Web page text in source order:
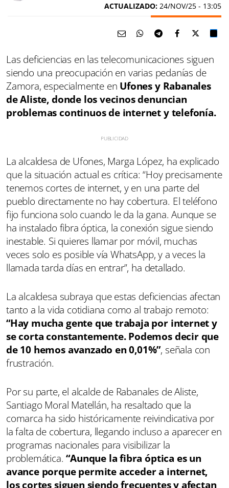
ACTUALIZADO: 24/NOV/25 - 13:05
Las deficiencias en las telecomunicaciones siguen
siendo una preocupación en varias pedanías de
Zamora, especialmente en Ufones y Rabanales
de Aliste, donde los vecinos denuncian
problemas continuos de internet y telefonía.
La alcaldesa de Ufones, Marga López, ha explicado
que la situación actual es crítica: “Hoy precisamente
tenemos cortes de internet, y en una parte del
pueblo directamente no hay cobertura. El teléfono
fijo funciona solo cuando le da la gana. Aunque se
ha instalado fibra óptica, la conexión sigue siendo
inestable. Si quieres llamar por móvil, muchas
veces solo es posible vía WhatsApp, y a veces la
llamada tarda días en entrar”, ha detallado.
La alcaldesa subraya que estas deficiencias afectan
tanto a la vida cotidiana como al trabajo remoto:
“Hay mucha gente que trabaja por internet y
se corta constantemente. Podemos decir que
de 10 hemos avanzado en 0,01%”, señala con
frustración.
Por su parte, el alcalde de Rabanales de Aliste,
Santiago Moral Matellán, ha resaltado que la
comarca ha sido históricamente reivindicativa por
la falta de cobertura, llegando incluso a aparecer en
programas nacionales para visibilizar la
problemática. “Aunque la fibra óptica es un
avance porque permite acceder a internet,
los cortes siguen siendo frecuentes y afectan